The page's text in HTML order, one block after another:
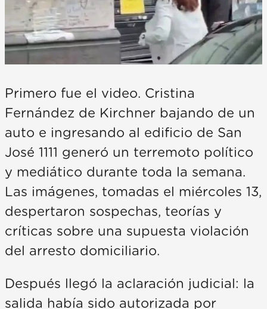
Primero fue el video. Cristina
Fernández de Kirchner bajando de un
auto e ingresando al edificio de San
José 1111 generó un terremoto político
y mediático durante toda la semana.
Las imágenes, tomadas el miércoles 13,
despertaron sospechas, teorías y
críticas sobre una supuesta violación
del arresto domiciliario.
Después llegó la aclaración judicial: la
salida había sido autorizada por